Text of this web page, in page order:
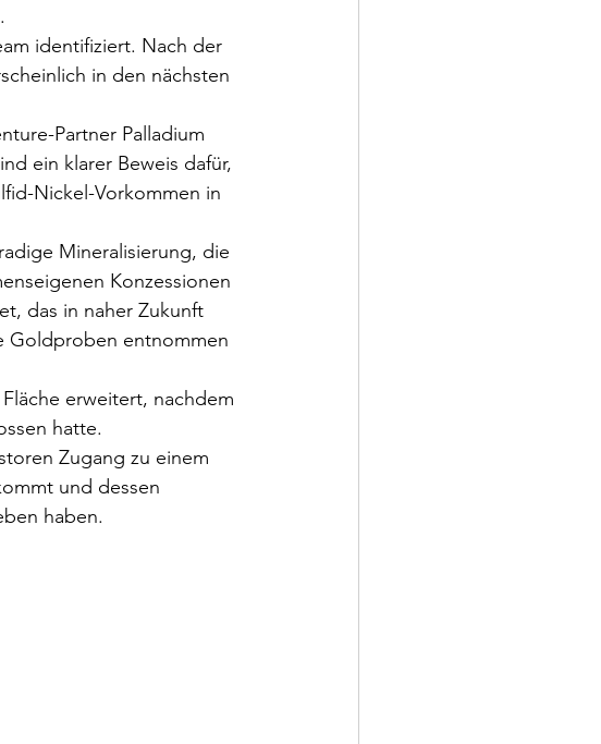
identifiziert. Nach der
in den nächsten
Partner Palladium
ein klarer Beweis dafür,
Nickel-Vorkommen in
Mineralisierung, die
Konzessionen
das in naher Zukunft
Goldproben entnommen
erweitert, nachdem
hatte.
Zugang zu einem
und dessen
haben.